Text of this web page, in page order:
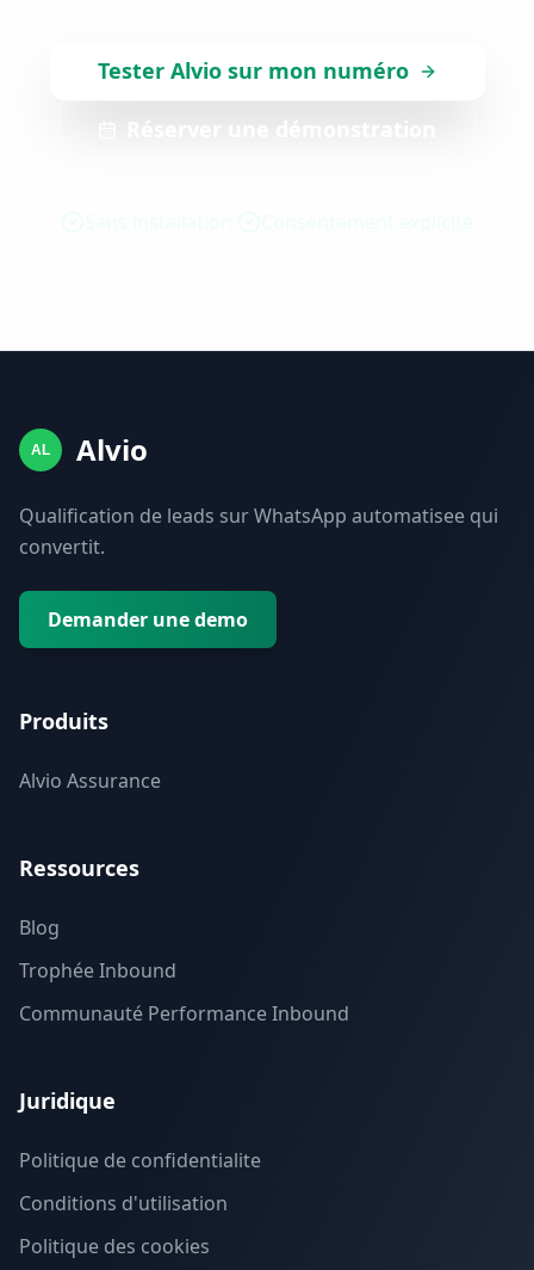
Tester Alvio sur mon numéro
AL Alvio
Qualification de leads sur WhatsApp automatisee qui
convertit.
Demander une demo
Produits
Alvio Assurance
Ressources
Blog
Trophée Inbound
Communauté Performance Inbound
Juridique
Politique de confidentialite
Conditions d'utilisation
Politique des cookies